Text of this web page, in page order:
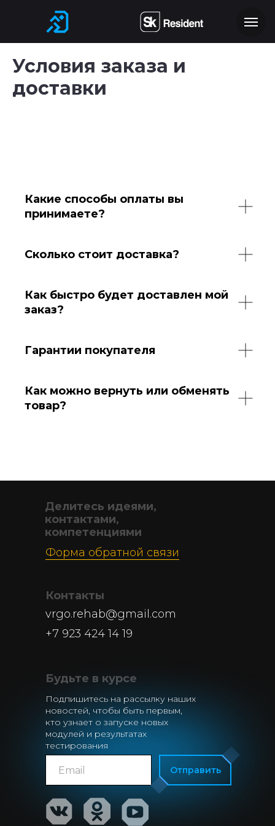
О нас VR GO Блог
Условия заказа и
доставки
Какие способы оплаты вы
принимаете?
Сколько стоит доставка?
Как быстро будет доставлен мой
заказ?
Гарантии покупателя
Как можно вернуть или обменять
товар?
Делитесь идеями,
контактами,
компетенциями
Будьте в курсе
Подпишитесь на рассылку наших
новостей, чтобы быть первым,
кто узнает о запуске новых
модулей и результатах
тестирования
Отправить
Форма обратной связи
+7 923 424 14 19
Контакты
vrgo.rehab@gmail.com